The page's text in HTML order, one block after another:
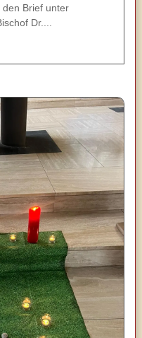
Brief unter
Dr....